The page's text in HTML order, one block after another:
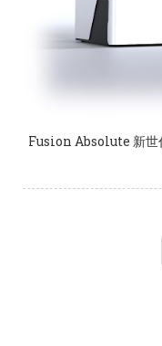
Fusion Absolute 新世